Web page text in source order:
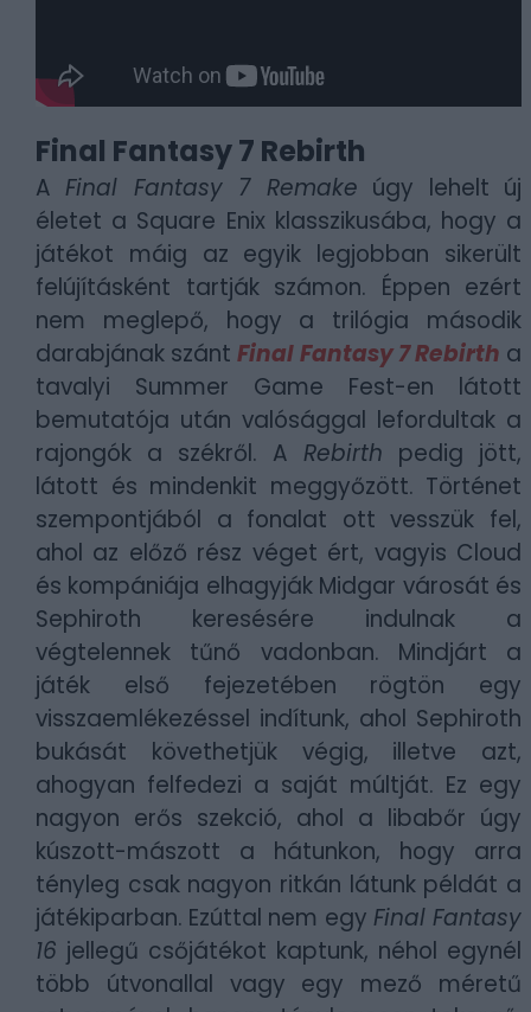
Final Fantasy 7 Rebirth
AFinal Fantasy 7 Remake úgy lehelt új
életet a Square Enix klasszikusába, hogy a
játékot máig az egyik legjobban sikerült
felújításként tartják számon. Éppen ezért
nem meglepő, hogy a trilógia második
darabjának szántFinal Fantasy 7 Rebirth a
tavalyi Summer Game Fest-en látott
bemutatója után valósággal lefordultak a
rajongók a székről. A Rebirth pedig jött,
látott és mindenkit meggyőzött. Történet
szempontjából a fonalat ott vesszük fel,
ahol az előző rész véget ért, vagyis Cloud
és kompániája elhagyják Midgar városát és
Sephiroth keresésére indulnak a
végtelennek tűnő vadonban. Mindjárt a
játék első fejezetében rögtön egy
visszaemlékezéssel indítunk, ahol Sephiroth
bukását követhetjük végig, illetve azt,
ahogyan felfedezi a saját múltját. Ez egy
nagyon erős szekció, ahol a libabőr úgy
kúszott-mászott a hátunkon, hogy arra
tényleg csak nagyon ritkán látunk példát a
játékiparban. Ezúttal nem egy Final Fantasy
16 jellegű csőjátékot kaptunk, néhol egynél
több útvonallal vagy egy mező méretű